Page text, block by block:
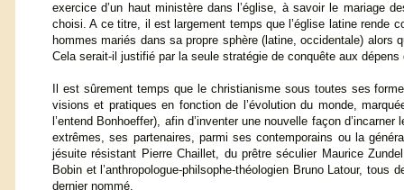
exercice d’un haut ministère dans l’église, à savoir le mariage
choisi. A ce titre, il est largement temps que l’église latine rende
hommes mariés dans sa propre sphère (latine, occidentale) alors
Cela serait-il justifié par la seule stratégie de conquête aux
Il est sûrement temps que le christianisme sous toutes ses
visions et pratiques en fonction de l’évolution du monde,
l’entend Bonhoeffer), afin d’inventer une nouvelle façon
extrêmes, ses partenaires, parmi ses contemporains ou la
jésuite résistant Pierre Chaillet, du prêtre séculier Maurice
Bobin et l’anthropologue-philsophe-théologien Bruno Latour,
dernier nommé.